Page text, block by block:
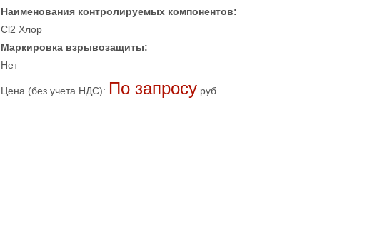
Наименования контролируемых компонентов:
Cl2 Хлор
Маркировка взрывозащиты:
Нет
Цена (без учета НДС): По запросу руб.